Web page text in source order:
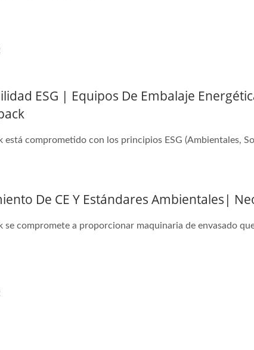
ESG | Equipos De Embalaje
está comprometido con los principios ESG (Ambientales,
De CE Y Estándares Ambientales|
se compromete a proporcionar maquinaria de envasado